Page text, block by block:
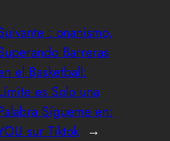
: onanismo,
Barreras
el Basketball:
es Solo una
Sígueme en:
sur Tiktok →